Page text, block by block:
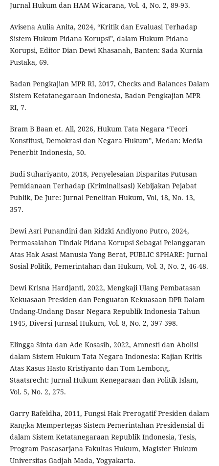
Jurnal Hukum dan HAM Wicarana, Vol. 4, No. 2, 89-93.
Avisena Aulia Anita, 2024, “Kritik dan Evaluasi Terhadap
Sistem Hukum Pidana Korupsi”, dalam Hukum Pidana
Korupsi, Editor Dian Dewi Khasanah, Banten: Sada Kurnia
Pustaka, 69.
Badan Pengkajian MPR RI, 2017, Checks and Balances Dalam
Sistem Ketatanegaraan Indonesia, Badan Pengkajian MPR
RI, 7.
Bram B Baan et. All, 2026, Hukum Tata Negara “Teori
Konstitusi, Demokrasi dan Negara Hukum”, Medan: Media
Penerbit Indonesia, 50.
Budi Suhariyanto, 2018, Penyelesaian Disparitas Putusan
Pemidanaan Terhadap (Kriminalisasi) Kebijakan Pejabat
Publik, De Jure: Jurnal Penelitan Hukum, Vol, 18, No. 13,
357.
Dewi Asri Punandini dan Ridzki Andiyono Putro, 2024,
Permasalahan Tindak Pidana Korupsi Sebagai Pelanggaran
Atas Hak Asasi Manusia Yang Berat, PUBLIC SPHARE: Jurnal
Sosial Politik, Pemerintahan dan Hukum, Vol. 3, No. 2, 46-48.
Dewi Krisna Hardjanti, 2022, Mengkaji Ulang Pembatasan
Kekuasaan Presiden dan Penguatan Kekuasaan DPR Dalam
Undang-Undang Dasar Negara Republik Indonesia Tahun
1945, Diversi Jurnsal Hukum, Vol. 8, No. 2, 397-398.
Elingga Sinta dan Ade Kosasih, 2022, Amnesti dan Abolisi
dalam Sistem Hukum Tata Negara Indonesia: Kajian Kritis
Atas Kasus Hasto Kristiyanto dan Tom Lembong,
Staatsrecht: Jurnal Hukum Kenegaraan dan Politik Islam,
Vol. 5, No. 2, 275.
Garry Rafeldha, 2011, Fungsi Hak Prerogatif Presiden dalam
Rangka Mempertegas Sistem Pemerintahan Presidensial di
dalam Sistem Ketatanegaraan Republik Indonesia, Tesis,
Program Pascasarjana Fakultas Hukum, Magister Hukum
Universitas Gadjah Mada, Yogyakarta.